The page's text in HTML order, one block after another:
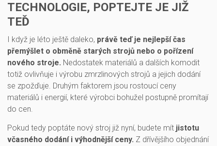
TECHNOLOGIE, POPTEJTE JE JIŽ
TEĎ
I když je léto ještě daleko, právě teď je nejlepší čas
přemýšlet o obměně starých strojů nebo o pořízení
nového stroje. Nedostatek materiálů a dalších komodit
totiž ovlivňuje i výrobu zmrzlinových strojů a jejich dodání
se zpožďuje. Druhým faktorem jsou rostoucí ceny
materiálů i energií, které výrobci bohužel postupně promítají
do cen.
Pokud tedy poptáte nový stroj již nyní, budete mít jistotu
včasného dodání i výhodnější ceny. Z dřívějšího objednání